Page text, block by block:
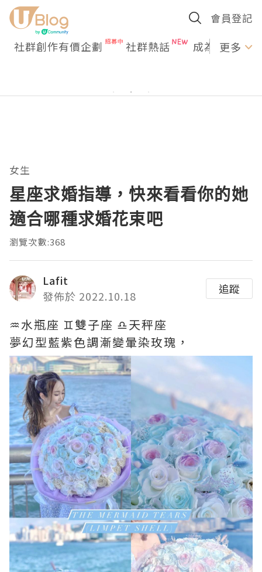
會員登記
社群創作有價企劃 社群熱話 成為U更多
女生
星座求婚指導，快來看看你的她
適合哪種求婚花束吧
瀏覽次數:368
Lafit
發佈於 2022.10.18
追蹤
♒️水瓶座 ♊️雙子座 ♎️天秤座
夢幻型藍紫色調漸變暈染玫瑰，